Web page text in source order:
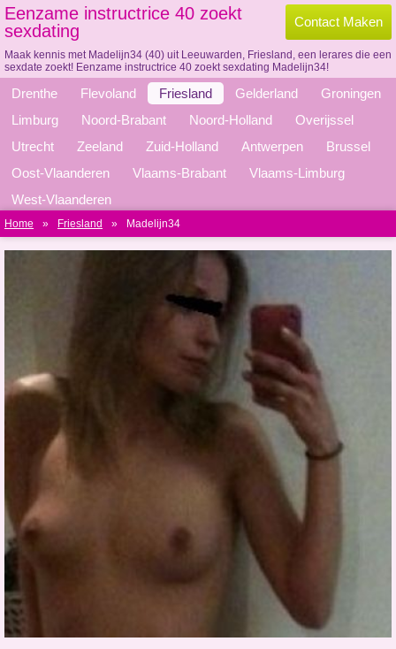
Contact Maken
Eenzame instructrice 40 zoekt
sexdating
Maak kennis met Madelijn34 (40) uit Leeuwarden, Friesland, een lerares die een
sexdate zoekt! Eenzame instructrice 40 zoekt sexdating Madelijn34!
Drenthe Flevoland Friesland Gelderland
Groningen
Limburg
Noord-Brabant Noord-Holland
Overijssel
Utrecht
Zeeland Zuid-Holland Antwerpen
Brussel
Oost-Vlaanderen
Vlaams-Brabant
Vlaams-Limburg
West-Vlaanderen
Home » Friesland » Madelijn34